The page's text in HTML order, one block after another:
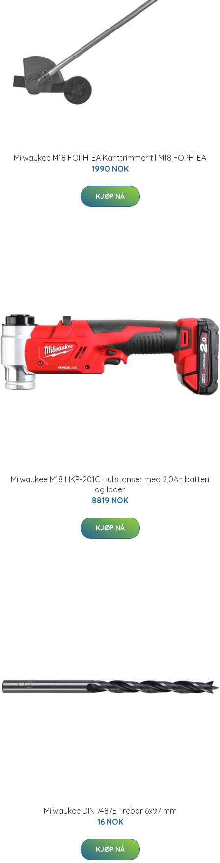
Milwaukee M18 FOPH-EA Kanttrimmer til M18 FOPH-EA
1990 NOK
KJØP NÅ
Milwaukee M18 HKP-201C Hullstanser med 2,0Ah batteri
og lader
8819 NOK
KJØP NÅ
Milwaukee DIN 7487E Trebor 6x97 mm
16 NOK
KJØP NÅ